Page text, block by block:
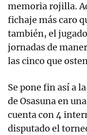
memoria rojilla.
fichaje más caro
también, el
jornadas de
las cinco que
Se pone fin así a
de Osasuna en
cuenta con 4
disputado el